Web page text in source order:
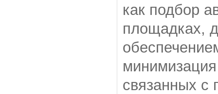
как подбор
площадках,
связанных с